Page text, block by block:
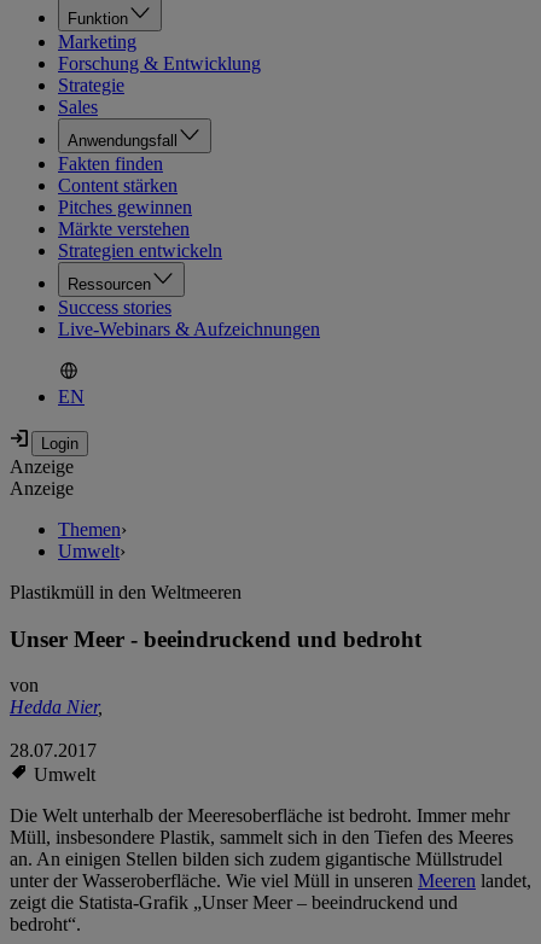
Funktion
Marketing
Forschung & Entwicklung
Strategie
Sales
Anwendungsfall
Fakten finden
Content stärken
Pitches gewinnen
Märkte verstehen
Strategien entwickeln
Ressourcen
Success stories
Live-Webinars & Aufzeichnungen
EN
Anzeige
Anzeige
Themen›
Umwelt›
Plastikmüll in den Weltmeeren
Unser Meer - beeindruckend und bedroht
von
Hedda Nier,
28.07.2017
Umwelt
Die Welt unterhalb der Meeresoberfläche ist bedroht. Immer mehr
Müll, insbesondere Plastik, sammelt sich in den Tiefen des Meeres
an. An einigen Stellen bilden sich zudem gigantische Müllstrudel
unter der Wasseroberfläche. Wie viel Müll in unseren Meeren landet,
zeigt die Statista-Grafik „Unser Meer – beeindruckend und
bedroht“.